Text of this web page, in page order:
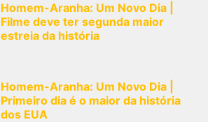
Homem-Aranha: Um Novo Dia |
Filme deve ter segunda maior
estreia da história
Homem-Aranha: Um Novo Dia |
Primeiro dia é o maior da história
dos EUA